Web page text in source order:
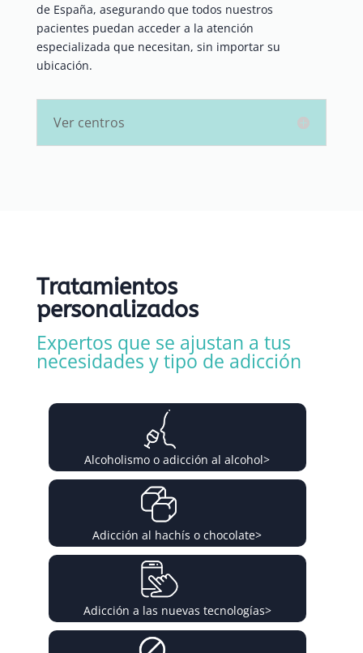
de España, asegurando que todos nuestros
pacientes puedan acceder a la atención
especializada que necesitan, sin importar su
ubicación.
Ver centros
Tratamientos
personalizados
Expertos que se ajustan a tus
necesidades y tipo de adicción
Alcoholismo o adicción al alcohol>
Adicción al hachís o chocolate>
Adicción a las nuevas tecnologías>